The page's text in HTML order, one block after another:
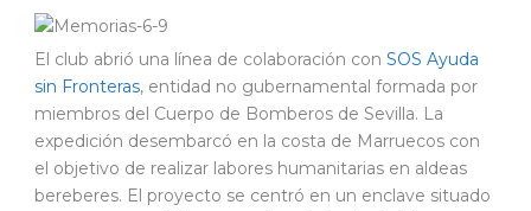
El club abrió una línea de colaboración con SOS Ayuda
sin Fronteras, entidad no gubernamental formada por
miembros del Cuerpo de Bomberos de Sevilla. La
expedición desembarcó en la costa de Marruecos con
el objetivo de realizar labores humanitarias en aldeas
bereberes. El proyecto se centró en un enclave situado